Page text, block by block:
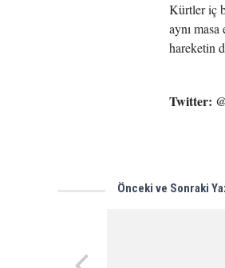
Kürtler iç
aynı
hareketin
Twitter:
Önceki ve Sonraki